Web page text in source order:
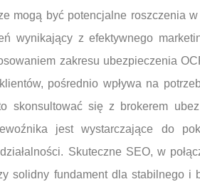
mogą być potencjalne roszczenia
wynikający z efektywnego
zakresu ubezpieczenia
pośrednio wpływa na
skonsultować się z brokerem
jest wystarczające do
Skuteczne SEO, w
solidny fundament dla stabilnego i